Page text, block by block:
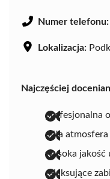
Numer telefonu:
Lokalizacja:
Najczęściej
profesjonalna
miła atmosfera
wysoka jakość
relaksujące